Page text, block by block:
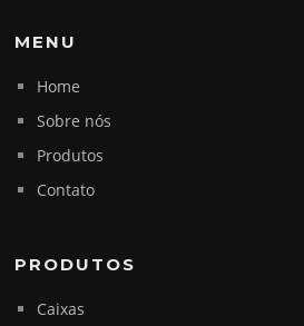
MENU
Home
Sobre nós
Produtos
Contato
PRODUTOS
Caixas